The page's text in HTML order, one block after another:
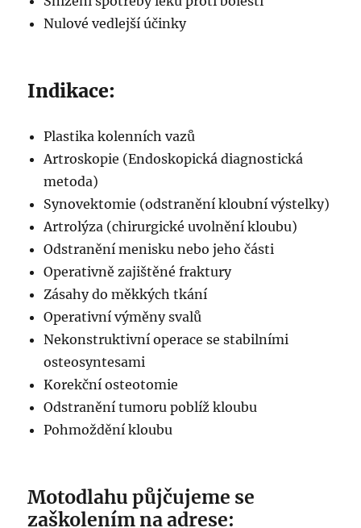
Nulové vedlejší účinky
Indikace:
Plastika kolenních vazů
Artroskopie (Endoskopická diagnostická
metoda)
Synovektomie (odstranění kloubní výstelky)
Artrolýza (chirurgické uvolnění kloubu)
Odstranění menisku nebo jeho části
Operativně zajištěné fraktury
Zásahy do měkkých tkání
Operativní výměny svalů
Nekonstruktivní operace se stabilními
osteosyntesami
Korekční osteotomie
Odstranění tumoru poblíž kloubu
Pohmoždění kloubu
Motodlahu půjčujeme se
zaškolením na adrese: